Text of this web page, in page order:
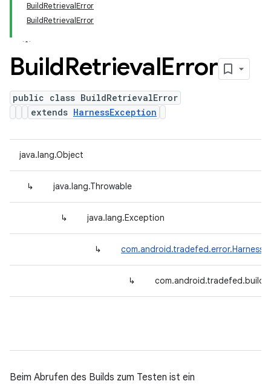
BuildRetrievalError
BuildRetrievalError
BuildRetrievalError
public class BuildRetrievalError
extends HarnessException
java.lang.Object
↳ java.lang.Throwable
↳ java.lang.Exception
↳
↳
Beim Abrufen des Builds zum Testen ist ein